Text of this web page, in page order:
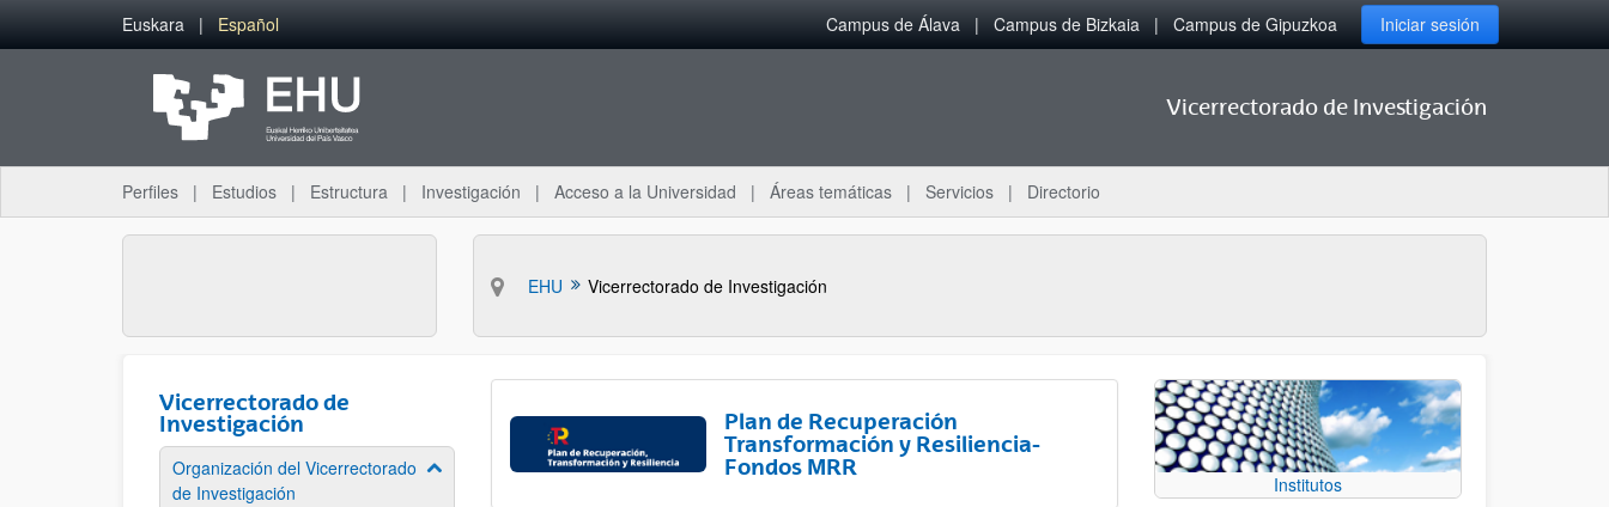
Saltar al contenido principal
Euskara Español Campus de Álava Campus de Bizkaia Campus de Gipuzkoa Iniciar sesión
Vicerrectorado de Investigación
Perfiles Estudios Estructura Investigación Acceso a la Universidad Áreas temáticas Servicios Directorio
EHU Vicerrectorado de Investigación
Vicerrectorado de
Investigación
Organización del Vicerrectorado
de Investigación
Mostrar/ocultar subpáginas
Plan de Recuperación
Transformación y Resiliencia-
Fondos MRR
Institutos